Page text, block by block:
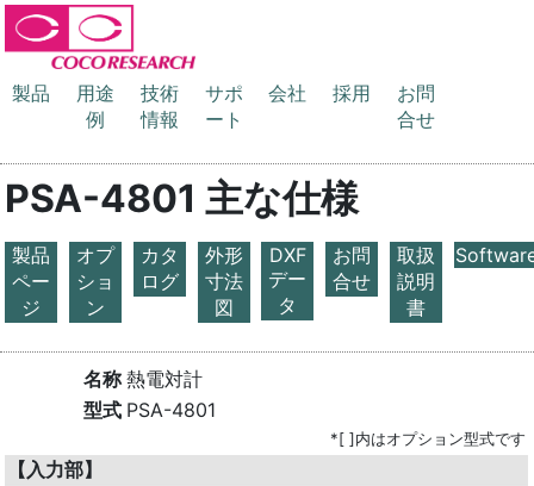
製品
用途
例
技術
情報
サポ
ート
会社 採用
お問
合せ
PSA-4801 主な仕様
製品
ペー
ジ
オプ
ショ
ン
カタ
ログ
外形
寸法
図
DXF
デー
タ
お問
合せ
取扱
説明
書
名称 熱電対計
型式 PSA-4801
*[ ]内はオプション型式です
【入力部】